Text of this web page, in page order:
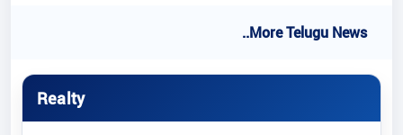
..More Telugu News
Realty